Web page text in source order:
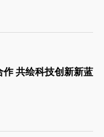
新蓝